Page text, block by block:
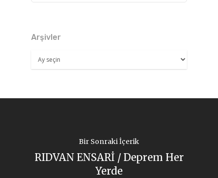
Arşivler
Arşivler
Bir Sonraki İçerik
RIDVAN ENSARİ / Deprem Her
Yerde